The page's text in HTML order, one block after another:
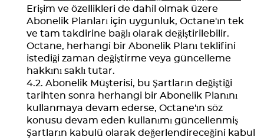
Erişim ve özellikleri de dahil olmak üzere
Abonelik Planları için uygunluk, Octane'ın tek
ve tam takdirine bağlı olarak değiştirilebilir.
Octane, herhangi bir Abonelik Planı teklifini
istediği zaman değiştirme veya güncelleme
hakkını saklı tutar.
Abonelik Müşterisi, bu Şartların değiştiği
tarihten sonra herhangi bir Abonelik Planını
kullanmaya devam ederse, Octane'ın söz
konusu devam eden kullanımı güncellenmiş
Şartların kabulü olarak değerlendireceğini kabul